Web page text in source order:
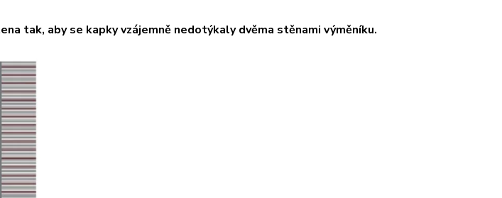
tak, aby se kapky vzájemně nedotýkaly dvěma stěnami výměníku.